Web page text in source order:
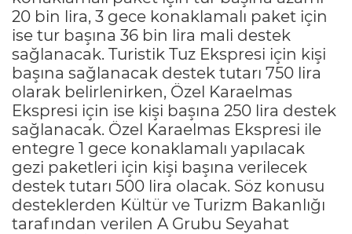
20 bin lira, 3 gece konaklamalı paket için
ise tur başına 36 bin lira mali destek
sağlanacak. Turistik Tuz Ekspresi için kişi
başına sağlanacak destek tutarı 750 lira
olarak belirlenirken, Özel Karaelmas
Ekspresi için ise kişi başına 250 lira destek
sağlanacak. Özel Karaelmas Ekspresi ile
entegre 1 gece konaklamalı yapılacak
gezi paketleri için kişi başına verilecek
destek tutarı 500 lira olacak. Söz konusu
desteklerden Kültür ve Turizm Bakanlığı
tarafından verilen A Grubu Seyahat